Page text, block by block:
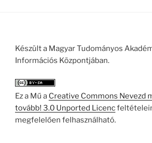
Készült a Magyar Tudományos
Információs Központjában.
Ez a Mű a Creative Commons Nevezd
tovább! 3.0 Unported Licenc
megfelelően felhasználható.